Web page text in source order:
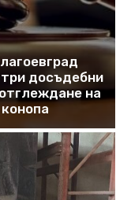
досъдебни
на